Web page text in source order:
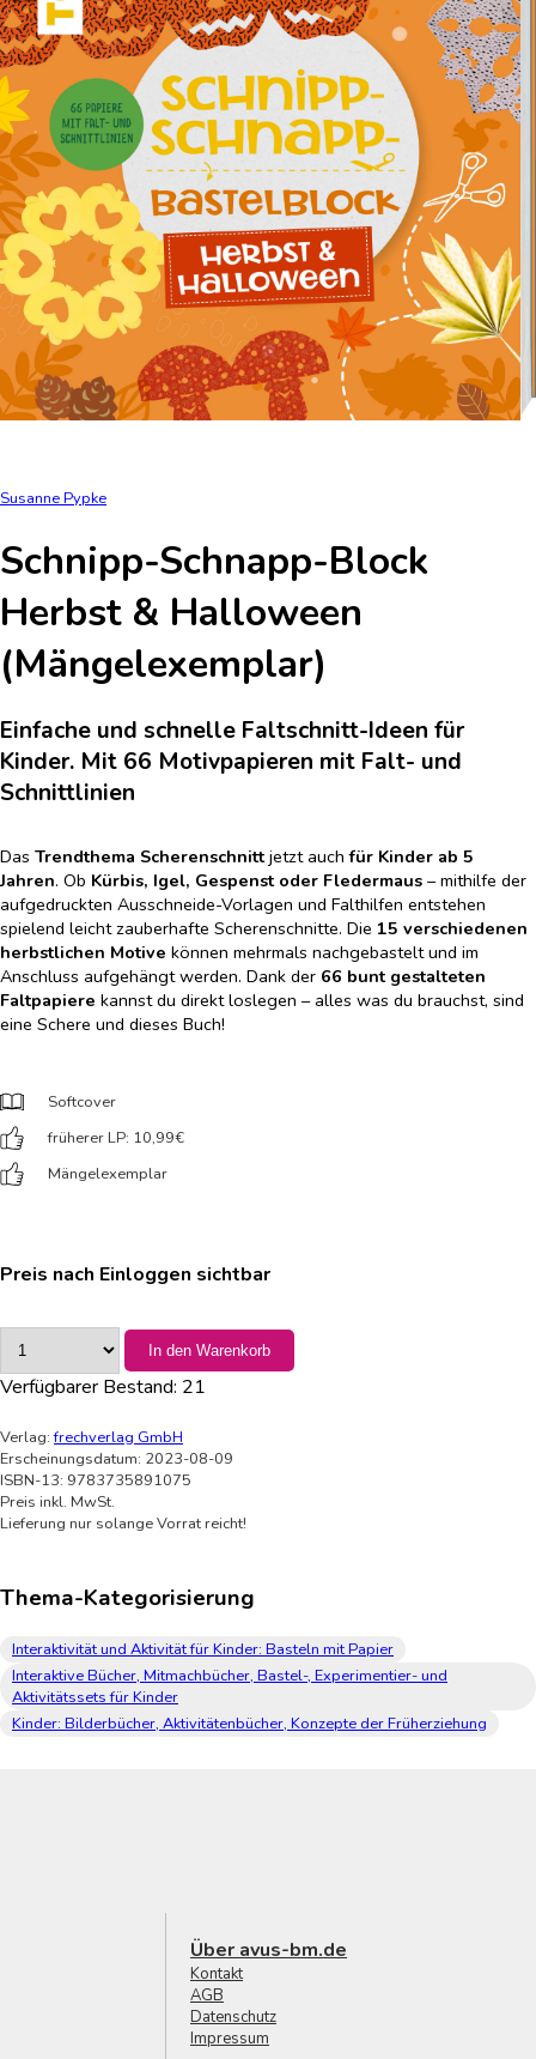
Susanne Pypke
Schnipp-Schnapp-Block
Herbst & Halloween
(Mängelexemplar)
Einfache und schnelle Faltschnitt-Ideen für
Kinder. Mit 66 Motivpapieren mit Falt- und
Schnittlinien
Das Trendthema Scherenschnittjetzt auchfür Kinder ab 5
Jahren. Ob Kürbis, Igel, Gespenst oder Fledermaus – mithilfe der
aufgedruckten Ausschneide-Vorlagen und Falthilfen entstehen
spielend leicht zauberhafte Scherenschnitte. Die 15 verschiedenen
herbstlichen Motive können mehrmals nachgebastelt und im
Anschluss aufgehängt werden. Dank der 66 bunt gestalteten
Faltpapiere kannst du direkt loslegen – alles was du brauchst, sind
eine Schere und dieses Buch!
Softcover
früherer LP: 10,99€
Mängelexemplar
Preis nach Einloggen sichtbar
In den Warenkorb
Verfügbarer Bestand: 21
Verlag:frechverlag GmbH
Erscheinungsdatum: 2023-08-09
ISBN-13: 9783735891075
Preis inkl. MwSt.
Lieferung nur solange Vorrat reicht!
Thema-Kategorisierung
Interaktivität und Aktivität für Kinder: Basteln mit Papier
Interaktive Bücher, Mitmachbücher, Bastel-, Experimentier- und
Aktivitätssets für Kinder
Kinder: Bilderbücher, Aktivitätenbücher, Konzepte der Früherziehung
Über avus-bm.de
Kontakt
AGB
Datenschutz
Impressum